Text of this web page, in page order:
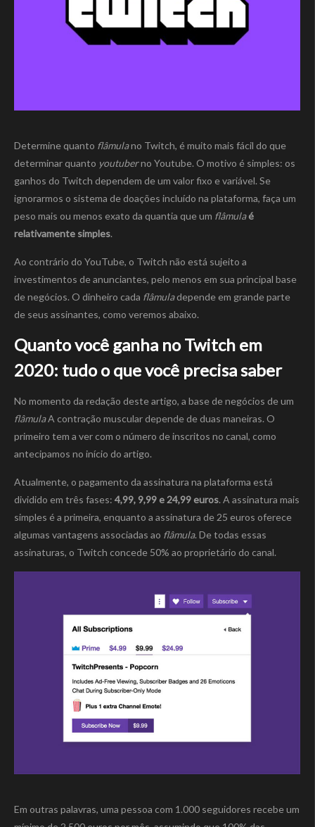
Determine quanto flâmulano Twitch, é muito mais fácil do que
determinar quanto youtuberno Youtube. O motivo é simples: os
ganhos do Twitch dependem de um valor fixo e variável. Se
ignorarmos o sistema de doações incluído na plataforma, faça um
peso mais ou menos exato da quantia que um flâmulaé
relativamente simples.
Ao contrário do YouTube, o Twitch não está sujeito a
investimentos de anunciantes, pelo menos em sua principal base
de negócios. O dinheiro cada flâmuladepende em grande parte
de seus assinantes, como veremos abaixo.
Quanto você ganha no Twitch em
2020: tudo o que você precisa saber
No momento da redação deste artigo, a base de negócios de um
flâmulaA contração muscular depende de duas maneiras. O
primeiro tem a ver com o número de inscritos no canal, como
antecipamos no início do artigo.
Atualmente, o pagamento da assinatura na plataforma está
dividido em três fases: 4,99, 9,99 e 24,99 euros. A assinatura mais
simples é a primeira, enquanto a assinatura de 25 euros oferece
algumas vantagens associadas ao flâmula. De todas essas
assinaturas, o Twitch concede 50% ao proprietário do canal.
Em outras palavras, uma pessoa com 1.000 seguidores recebe um